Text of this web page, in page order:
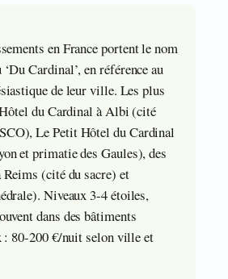
en France portent le nom
Cardinal’, en référence au
de leur ville. Les plus
du Cardinal à Albi (cité
Le Petit Hôtel du Cardinal
et primatie des Gaules), des
(cité du sacre) et
Niveaux 3-4 étoiles,
dans des bâtiments
80-200 €/nuit selon ville et